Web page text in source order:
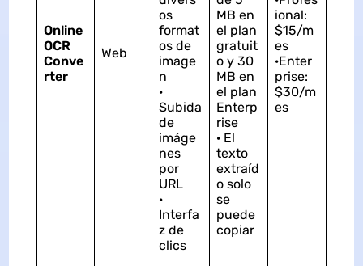
Online
OCR
Conve
rter
Web
os
format
os de
image
n
·
Subida
de
imáge
nes
por
URL
·
Interfa
z de
clics
MB en
el plan
gratuit
o y 30
MB en
el plan
Enterp
rise
· El
texto
extraíd
o solo
se
puede
copiar
ional:
$15/m
es
·Enter
prise:
$30/m
es